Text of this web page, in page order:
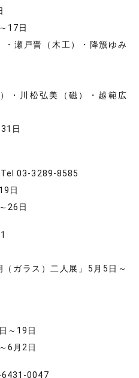
17日
瀬戸晋（木工）・降籏ゆみ
・川松弘美（磁）・越範広
日
03-3289-8585
日
26日
（ガラス）二人展」5月5日～
～19日
6月2日
0047